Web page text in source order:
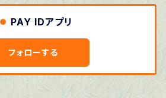
PAY IDアプリ
フォローする